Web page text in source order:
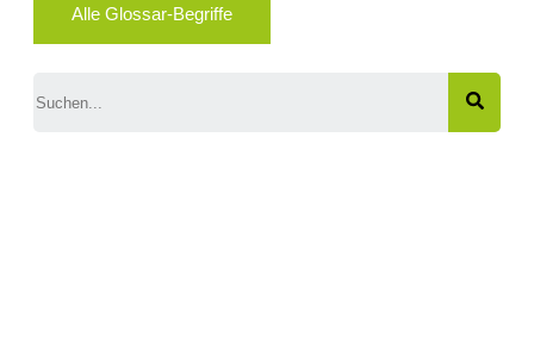
Alle Glossar-Begriffe